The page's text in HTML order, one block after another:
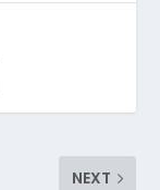
NEXT